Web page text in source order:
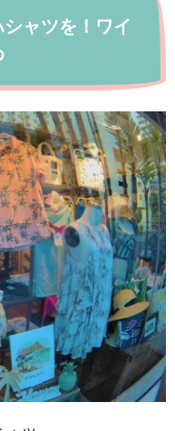
ャツを！ワイ